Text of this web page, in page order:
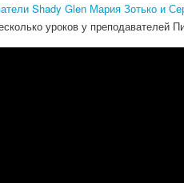
Shady Glen Мария Зотько и
уроков у преподавателей